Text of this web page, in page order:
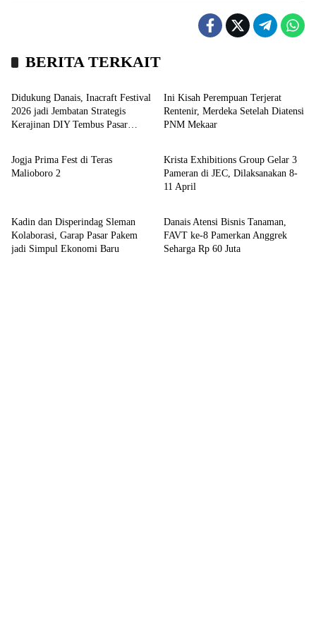
BERITA TERKAIT
Headline
Didukung Danais, Inacraft Festival
2026 jadi Jembatan Strategis
Kerajinan DIY Tembus Pasar
Ini Kisah Perempuan Terjerat
Rentenir, Merdeka Setelah Diatensi
PNM Mekaar
Agenda
Jogja Prima Fest di Teras
Malioboro 2
Krista Exhibitions Group Gelar 3
Pameran di JEC, Dilaksanakan 8-
11 April
Kadin dan Disperindag Sleman
Kolaborasi, Garap Pasar Pakem
jadi Simpul Ekonomi Baru
Bisnis
Danais Atensi Bisnis Tanaman,
FAVT ke-8 Pamerkan Anggrek
Seharga Rp 60 Juta